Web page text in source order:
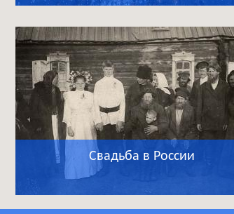
Свадьба в России